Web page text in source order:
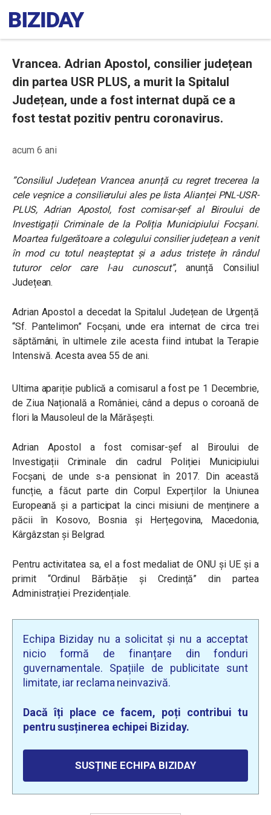
Vrancea. Adrian Apostol, consilier județean
din partea USR PLUS, a murit la Spitalul
Județean, unde a fost internat după ce a
fost testat pozitiv pentru coronavirus.
acum 6 ani
”Consiliul Județean Vrancea anunță cu regret trecerea la
cele veșnice a consilierului ales pe lista Alianței PNL-USR-
PLUS, Adrian Apostol, fost comisar-șef al Biroului de
Investigații Criminale de la Poliția Municipiului Focșani.
Moartea fulgerătoare a colegului consilier județean a venit
în mod cu totul neașteptat și a adus tristețe în rândul
tuturor celor care l-au cunoscut”, anunță Consiliul
Județean.
Adrian Apostol a decedat la Spitalul Județean de Urgență
“Sf. Pantelimon” Focșani, unde era internat de circa trei
săptămâni, în ultimele zile acesta fiind intubat la Terapie
Intensivă. Acesta avea 55 de ani.
Ultima apariție publică a comisarul a fost pe 1 Decembrie,
de Ziua Națională a României, când a depus o coroană de
flori la Mausoleul de la Mărășești.
Adrian Apostol a fost comisar-șef al Biroului de
Investigații Criminale din cadrul Poliției Municipiului
Focșani, de unde s-a pensionat în 2017. Din această
funcție, a făcut parte din Corpul Experților la Uniunea
Europeană și a participat la cinci misiuni de menținere a
păcii în Kosovo, Bosnia și Herțegovina, Macedonia,
Kârgâzstan și Belgrad.
Pentru activitatea sa, el a fost medaliat de ONU și UE și a
primit “Ordinul Bărbăție și Credință” din partea
Administrației Prezidențiale.
Echipa Biziday nu a solicitat și nu a acceptat
nicio formă de finanțare din fonduri
guvernamentale. Spațiile de publicitate sunt
limitate, iar reclama neinvazivă.
Dacă îți place ce facem, poți contribui tu
pentru susținerea echipei Biziday.
SUSȚINE ECHIPA BIZIDAY